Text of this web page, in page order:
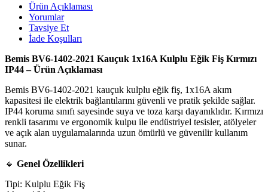
Ürün Açıklaması
Yorumlar
Tavsiye Et
İade Koşulları
Bemis BV6-1402-2021 Kauçuk 1x16A Kulplu Eğik Fiş Kırmızı
IP44 – Ürün Açıklaması
Bemis BV6-1402-2021 kauçuk kulplu eğik fiş, 1x16A akım
kapasitesi ile elektrik bağlantılarını güvenli ve pratik şekilde sağlar.
IP44 koruma sınıfı sayesinde suya ve toza karşı dayanıklıdır. Kırmızı
renkli tasarımı ve ergonomik kulpu ile endüstriyel tesisler, atölyeler
ve açık alan uygulamalarında uzun ömürlü ve güvenilir kullanım
sunar.
🔹 Genel Özellikleri
Tipi: Kulplu Eğik Fiş